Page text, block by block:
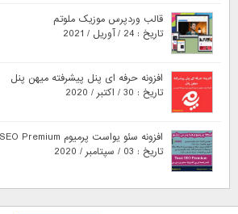
قالب وردپرس موزیک ملوتم
تاریخ : 24 / آوریل / 2021
افزونه حرفه ای پنل پیشرفته میهن پنل
تاریخ : 30 / اکتبر / 2020
افزونه سئو یواست پرمیوم Yoast SEO Premium
تاریخ : 03 / سپتامبر / 2020